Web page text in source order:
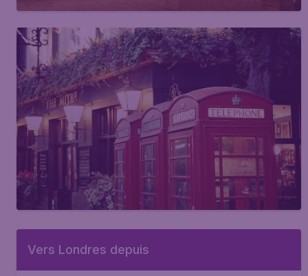
Vers Londres depuis